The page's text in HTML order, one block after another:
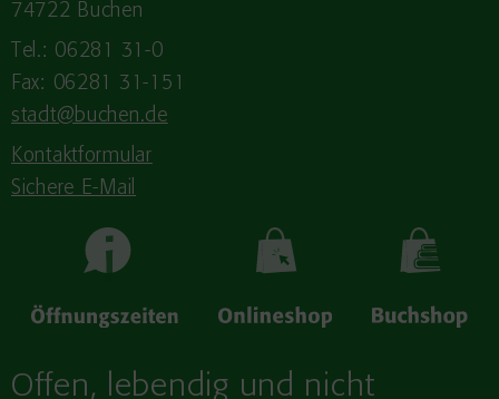
74722 Buchen
Tel.: 06281 31-0
Fax: 06281 31-151
stadt@buchen.de
Kontaktformular
Sichere E-Mail
Offen, lebendig und nicht